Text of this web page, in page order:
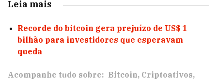
Leia mais
Recorde do bitcoin gera prejuízo de US$ 1
bilhão para investidores que esperavam
queda
Acompanhe tudo sobre: Bitcoin Criptoativos